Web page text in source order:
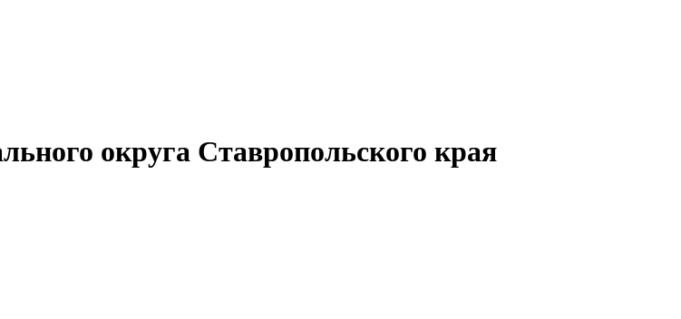
округа Ставропольского края